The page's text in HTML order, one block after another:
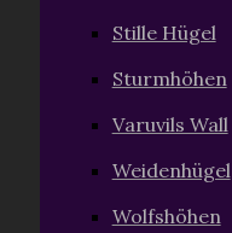
Stille Hügel
Sturmhöhen
Varuvils Wall
Weidenhügel
Wolfshöhen